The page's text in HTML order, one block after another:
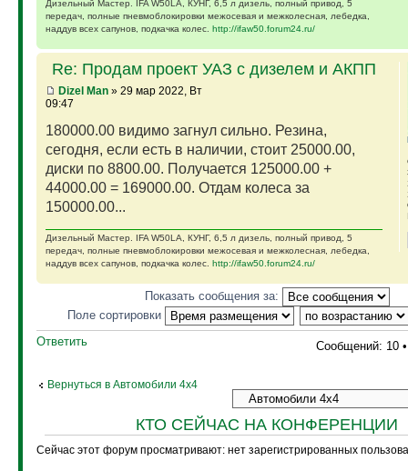
Дизельный Мастер. IFA W50LA, КУНГ, 6,5 л дизель, полный привод, 5
передач, полные пневмоблокировки межосевая и межколесная, лебедка,
наддув всех сапунов, подкачка колес. http://ifaw50.forum24.ru/
Re: Продам проект УАЗ с дизелем и АКПП
Dizel Man» 29 мар 2022, Вт
09:47
180000.00 видимо загнул сильно. Резина,
сегодня, если есть в наличии, стоит 25000.00,
диски по 8800.00. Получается 125000.00 +
44000.00 = 169000.00. Отдам колеса за
150000.00...
Дизельный Мастер. IFA W50LA, КУНГ, 6,5 л дизель, полный привод, 5
передач, полные пневмоблокировки межосевая и межколесная, лебедка,
наддув всех сапунов, подкачка колес. http://ifaw50.forum24.ru/
Показать сообщения за:
Поле сортировки
Ответить
Сообщений: 10
Вернуться в Автомобили 4х4
КТО СЕЙЧАС НА КОНФЕРЕНЦИИ
Сейчас этот форум просматривают: нет зарегистрированных